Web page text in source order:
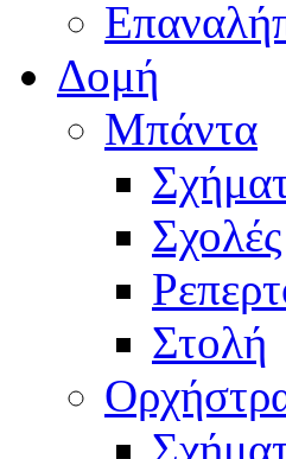
Δομή
Μπάντα
Σχολές
Στολή